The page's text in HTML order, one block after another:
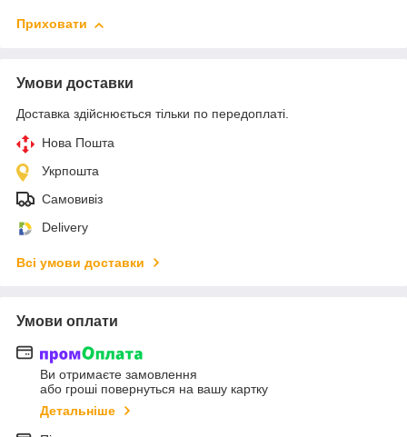
Приховати
Умови доставки
Доставка здійснюється тільки по передоплаті.
Нова Пошта
Укрпошта
Самовивіз
Delivery
Всі умови доставки
Умови оплати
Ви отримаєте замовлення
або гроші повернуться на вашу картку
Детальніше